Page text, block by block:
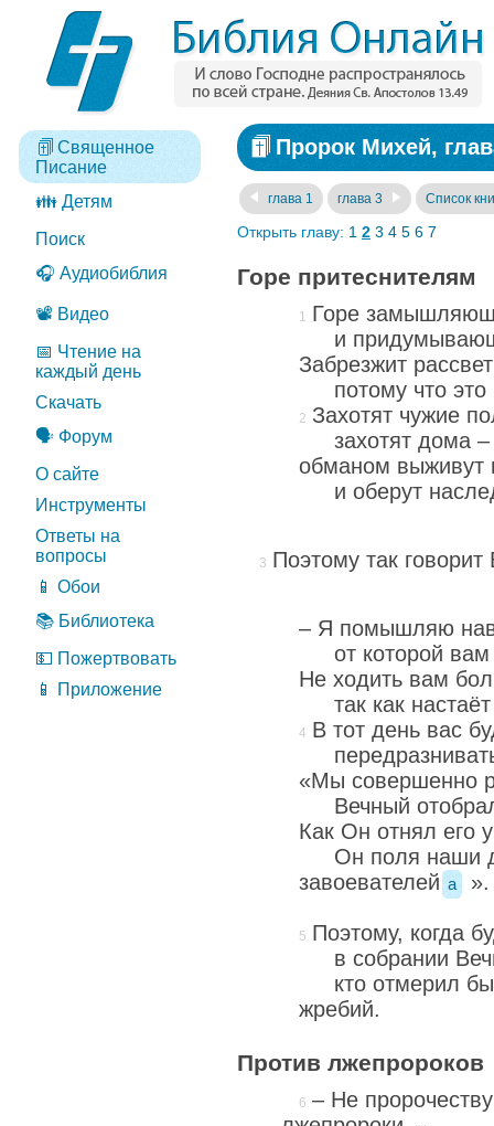
Священное
Писание
👪 Детям
Поиск
🎧 Аудиобиблия
📽️ Видео
📅 Чтение на
каждый день
Скачать
🗣️ Форум
О сайте
Инструменты
Ответы на
вопросы
📱 Обои
📚 Библиотека
💵 Пожертвовать
📱 Приложение
Пророк Михей,
глава 1 глава 3 Список
Открыть главу: 1 2 3 4 5 6 7
Горе притеснителям
Горе
и
Забрезжит
потому что
Захотят чужие
захотят дома –
обманом выживут
и оберут
Поэтому так
– Я помышляю
от которой
Не ходить вам
так как
В тот день вас
«Мы совершенно
Вечный
Как Он отнял его
Он поля наши
завоевателей a ».
Поэтому, когда
в собрании
кто отмерил
жребий.
Против лжепророков
– Не